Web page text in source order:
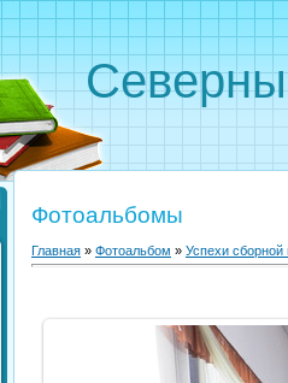
Фотоальбомы
Главная » Фотоальбом » Успехи